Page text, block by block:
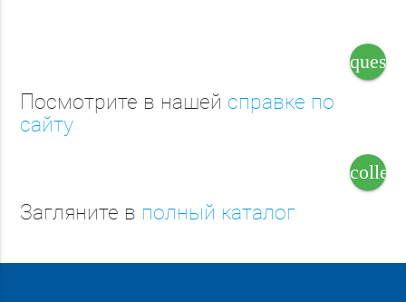
Посмотрите в нашей справке по
сайту
Загляните в полный каталог